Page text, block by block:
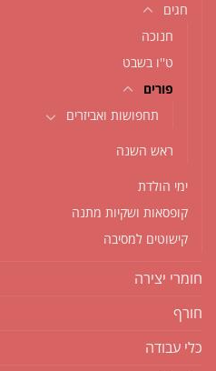
חגים
חנוכה
ט''ו בשבט
פורים
תחפושות ואביזרים
ראש השנה
ימי הולדת
קופסאות ושקיות מתנה
קישוטים למסיבה
חומרי יצירה
חורף
כלי עבודה